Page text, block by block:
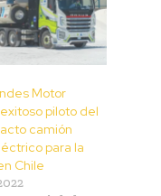
Motor
piloto del
camión
para la
Chile